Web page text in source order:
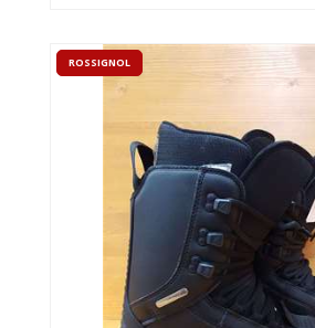
ROSSIGNOL